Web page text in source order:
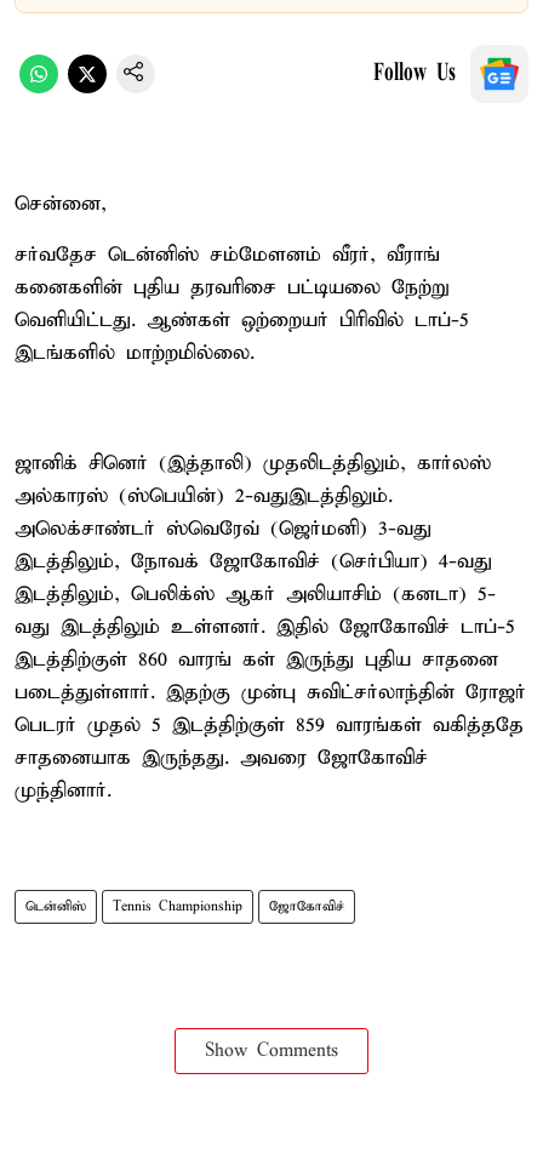
Follow Us
சென்னை,
சர்வதேச டென்னிஸ் சம்மேளனம் வீரர், வீராங்
கனைகளின் புதிய தரவரிசை பட்டியலை நேற்று
வெளியிட்டது. ஆண்கள் ஒற்றையர் பிரிவில் டாப்-5
இடங்களில் மாற்றமில்லை.
ஜானிக் சினெர் (இத்தாலி) முதலிடத்திலும், கார்லஸ்
அல்காரஸ் (ஸ்பெயின்) 2-வதுஇடத்திலும்.
அலெக்சாண்டர் ஸ்வெரேவ் (ஜெர்மனி) 3-வது
இடத்திலும், நோவக் ஜோகோவிச் (செர்பியா) 4-வது
இடத்திலும், பெலிக்ஸ் ஆகர் அலியாசிம் (கனடா) 5-
வது இடத்திலும் உள்ளனர். இதில் ஜோகோவிச் டாப்-5
இடத்திற்குள் 860 வாரங் கள் இருந்து புதிய சாதனை
படைத்துள்ளார். இதற்கு முன்பு சுவிட்சர்லாந்தின் ரோஜர்
பெடரர் முதல் 5 இடத்திற்குள் 859 வாரங்கள் வகித்ததே
சாதனையாக இருந்தது. அவரை ஜோகோவிச்
முந்தினார்.
டென்னிஸ் Tennis Championship ஜோகோவிச்
Show Comments